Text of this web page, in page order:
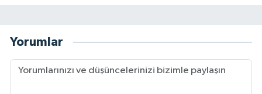
Yorumlar